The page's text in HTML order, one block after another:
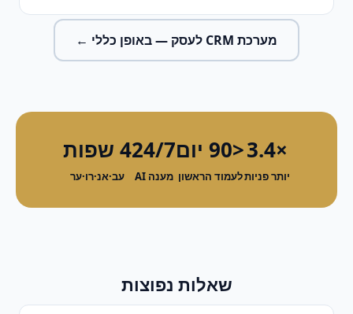
מערכת CRM לעסק — באופן כללי ←
×3.4
יותר פניות
<90 יום
לעמוד הראשון
24/7
מענה AI
4 שפות
עב·אנ·רו·ער
שאלות נפוצות